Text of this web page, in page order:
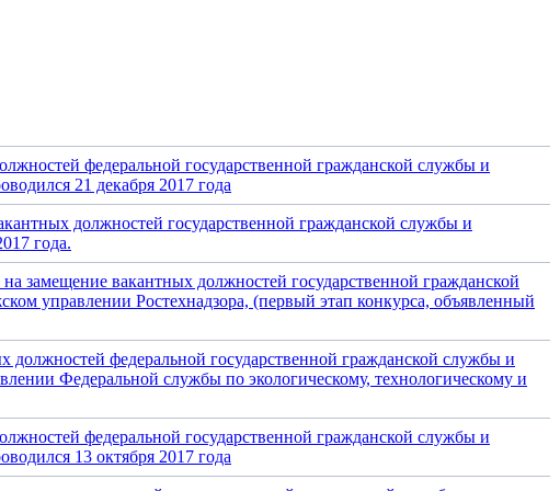
федеральной государственной гражданской службы и
21 декабря 2017 года
должностей государственной гражданской службы и
года.
замещение вакантных должностей государственной гражданской
управлении Ростехнадзора, (первый этап конкурса, объявленный
федеральной государственной гражданской службы и
Федеральной службы по экологическому, технологическому и
федеральной государственной гражданской службы и
13 октября 2017 года